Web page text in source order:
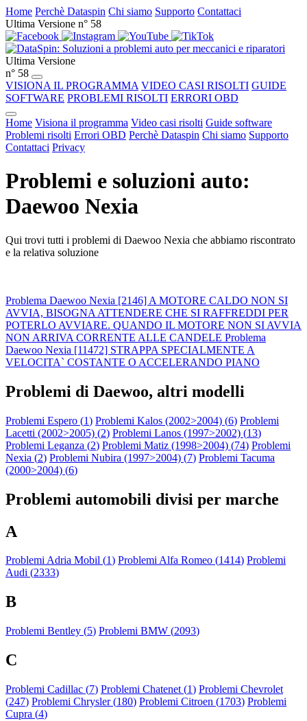
Home Perchè Dataspin Chi siamo Supporto Contattaci
Ultima Versione n° 58
Ultima Versione
n° 58
VISIONA IL PROGRAMMA VIDEO CASI RISOLTI GUIDE
SOFTWARE PROBLEMI RISOLTI ERRORI OBD
Home Visiona il programma Video casi risolti Guide software
Problemi risolti Errori OBD Perchè Dataspin Chi siamo Supporto
Contattaci Privacy
Problemi e soluzioni auto:
Daewoo Nexia
Qui trovi tutti i problemi di Daewoo Nexia che abbiamo riscontrato
e la relativa soluzione
Problema Daewoo Nexia [2146] A MOTORE CALDO NON SI
AVVIA, BISOGNA ATTENDERE CHE SI RAFFREDDI PER
POTERLO AVVIARE. QUANDO IL MOTORE NON SI AVVIA
NON ARRIVA CORRENTE ALLE CANDELE Problema
Daewoo Nexia [11472] STRAPPA SPECIALMENTE A
VELOCITA` COSTANTE O ACCELERANDO PIANO
Problemi di Daewoo, altri modelli
Problemi Espero (1) Problemi Kalos (2002>2004) (6) Problemi
Lacetti (2002>2005) (2) Problemi Lanos (1997>2002) (13)
Problemi Leganza (2) Problemi Matiz (1998>2004) (74) Problemi
Nexia (2) Problemi Nubira (1997>2004) (7) Problemi Tacuma
(2000>2004) (6)
Problemi automobili divisi per marche
A
Problemi Adria Mobil (1) Problemi Alfa Romeo (1414) Problemi
Audi (2333)
B
Problemi Bentley (5) Problemi BMW (2093)
C
Problemi Cadillac (7) Problemi Chatenet (1) Problemi Chevrolet
(247) Problemi Chrysler (180) Problemi Citroen (1703) Problemi
Cupra (4)